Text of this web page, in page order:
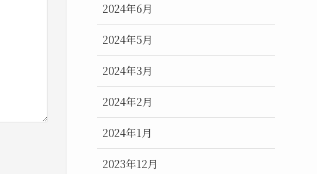
2024年6月
2024年5月
2024年3月
2024年2月
2024年1月
2023年12月